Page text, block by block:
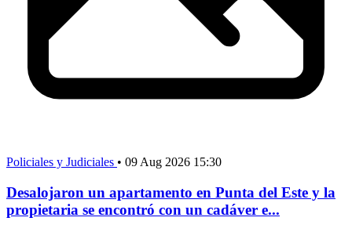
Policiales y Judiciales • 09 Aug 2026 15:30
Desalojaron un apartamento en Punta del Este y la
propietaria se encontró con un cadáver e...